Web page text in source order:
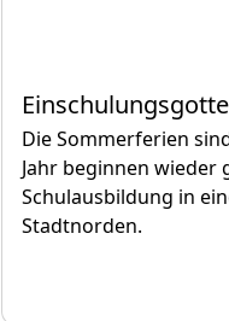
Die Sommerferien
Jahr beginnen wieder
Schulausbildung in
Stadtnorden.